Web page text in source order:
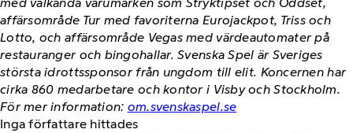
med välkända varumärken som Stryktipset och Oddset,
affärsområde Tur med favoriterna Eurojackpot, Triss och
Lotto, och affärsområde Vegas med värdeautomater på
restauranger och bingohallar. Svenska Spel är Sveriges
största idrottssponsor från ungdom till elit. Koncernen har
cirka 860 medarbetare och kontor i Visby och Stockholm.
För mer information: om.svenskaspel.se
Inga författare hittades